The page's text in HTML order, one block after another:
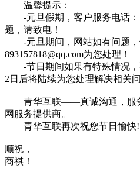
温馨提示：
-元旦假期，客户服务电话：
题，请致电！
-元旦期间，网站如有问题，
893157818@qq.com为您处理！
-节日期间如果有特殊情况，
2日后将陆续为您处理解决相关
青华互联——真诚沟通，服务
网服务提供商。
青华互联再次祝您节日愉快!
顺祝，
商祺！